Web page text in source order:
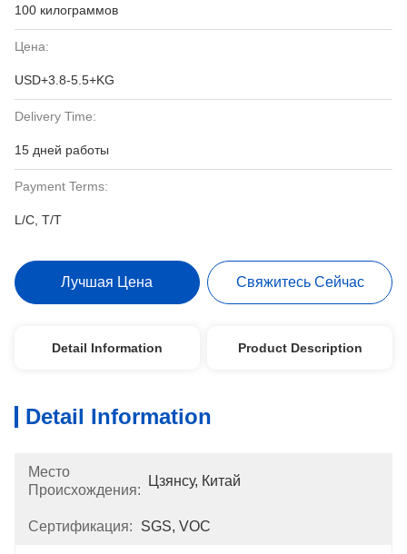
100 килограммов
Цена:
USD+3.8-5.5+KG
Delivery Time:
15 дней работы
Payment Terms:
L/C, T/T
Лучшая Цена Свяжитесь Сейчас
Detail Information Product Description
Detail Information
Место
Происхождения:
Цзянсу, Китай
Сертификация: SGS, VOC